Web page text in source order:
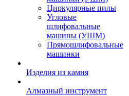
Циркулярные пилы
Угловые
шлифовальные
машины (УШМ)
Прямошлифовальные
машинки
Изделия из камня
Алмазный инструмент